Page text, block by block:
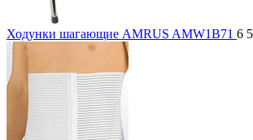
Ходунки шагающие AMRUS AMW1B71 6